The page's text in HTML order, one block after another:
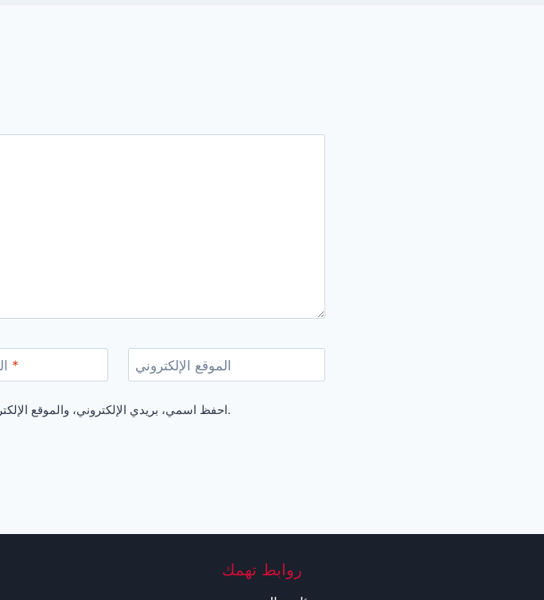
* الموقع الإلكتروني
احفظ اسمي، بريدي الإلكتروني، والموقع الإلكتروني في هذا المتصفح لاستخدامها المرة المقبلة في تعليقي.
روابط تهمك